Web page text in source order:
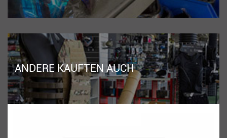
ANDERE KAUFTEN AUCH